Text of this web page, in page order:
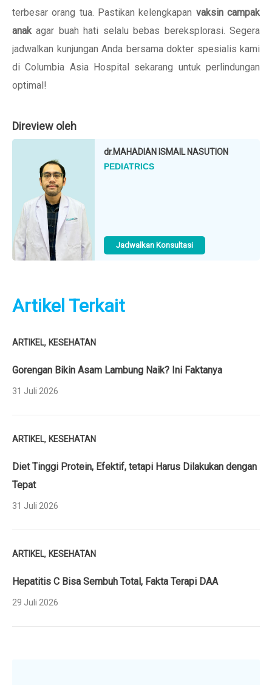
terbesar orang tua. Pastikan kelengkapan vaksin campak
anakagar buah hati selalu bebas bereksplorasi. Segera
jadwalkan kunjungan Anda bersama dokter spesialis kami
di Columbia Asia Hospital sekarang untuk perlindungan
optimal!
Direview oleh
dr.MAHADIAN ISMAIL NASUTION
PEDIATRICS
Jadwalkan Konsultasi
Artikel Terkait
ARTIKEL, KESEHATAN
Gorengan Bikin Asam Lambung Naik? Ini Faktanya
31 Juli 2026
ARTIKEL, KESEHATAN
Diet Tinggi Protein, Efektif, tetapi Harus Dilakukan dengan
Tepat
31 Juli 2026
ARTIKEL, KESEHATAN
Hepatitis C Bisa Sembuh Total, Fakta Terapi DAA
29 Juli 2026